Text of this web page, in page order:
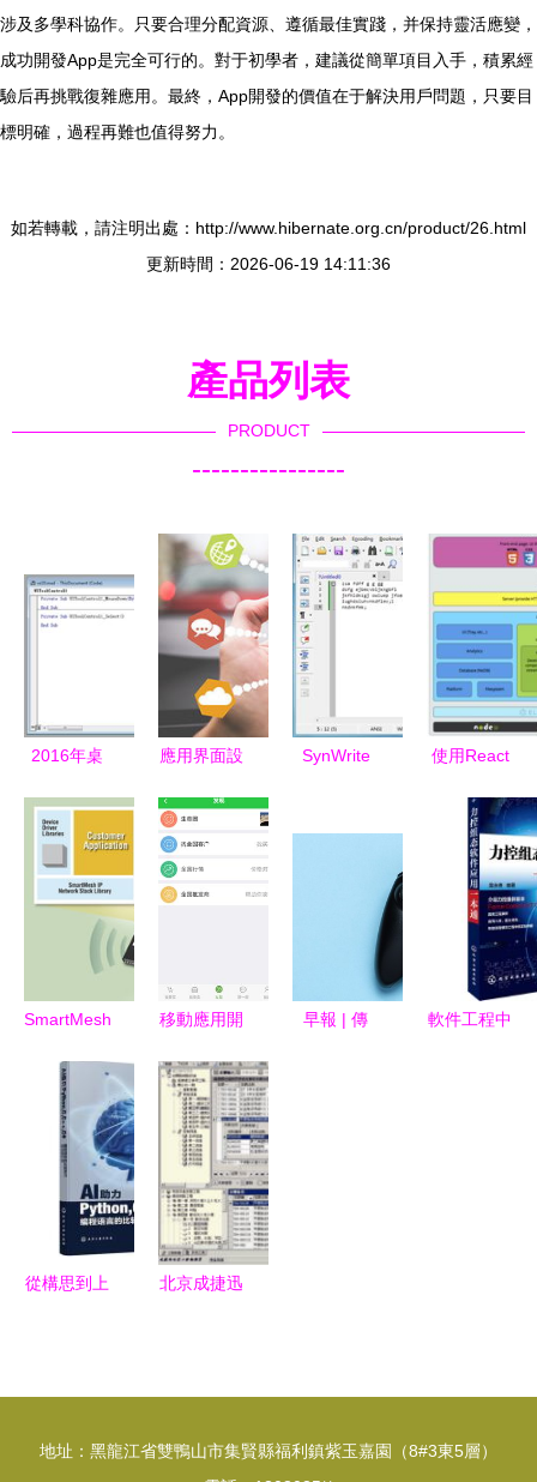
涉及多學科協作。只要合理分配資源、遵循最佳實踐，并保持靈活應變，
成功開發App是完全可行的。對于初學者，建議從簡單項目入手，積累經
驗后再挑戰復雜應用。最終，App開發的價值在于解決用戶問題，只要目
標明確，過程再難也值得努力。
如若轉載，請注明出處：http://www.hibernate.org.cn/product/26.html
更新時間：2026-06-19 14:11:36
產品列表
PRODUCT
----------------
2016年桌
軟件開發方
式解析
應用界面設
素與軟件開
發全流程解
析
SynWrite
使用React
插件應用軟
件
SmartMesh
套件 加速
無線傳感器
工業物聯網
應用開發的
利器
移動應用開
從概念到實
現的定制之
旅
早報 | 傳
軟件工程中
從構思到上
北京成捷迅
發解決方案
地址：黑龍江省雙鴨山市集賢縣福利鎮紫玉嘉園（8#3東5層）